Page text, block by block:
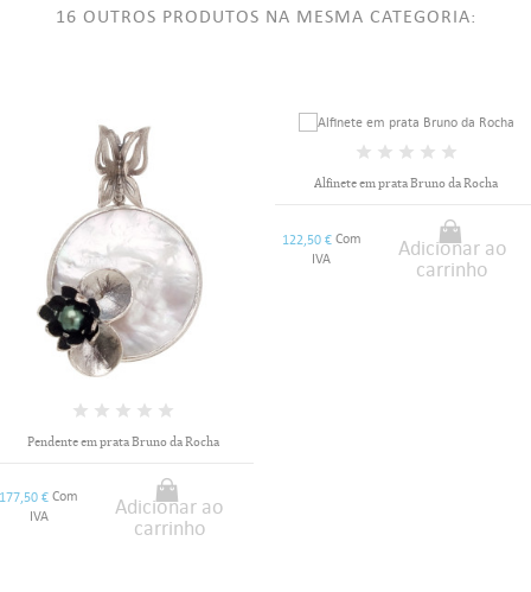
16 OUTROS PRODUTOS NA MESMA CATEGORIA:
Pendente em prata Bruno da Rocha
177,50 €Com
IVA
Adicionar ao
carrinho
Alfinete em prata Bruno da Rocha
122,50 € Com
IVA
Adicionar ao
carrinho